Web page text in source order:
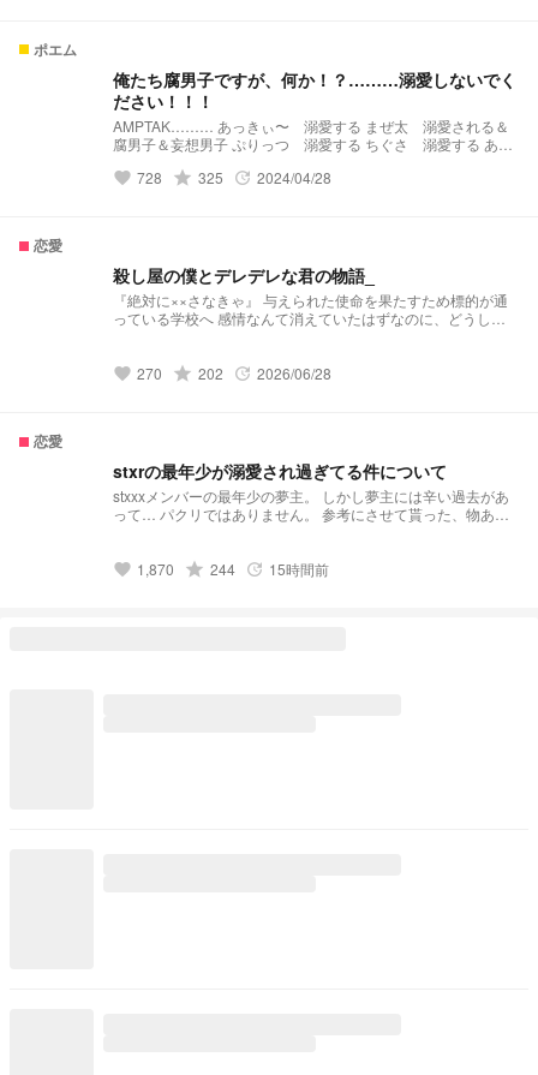
ポエム
俺たち腐男子ですが、何か！？………溺愛しないでく
ださい！！！
AMPTAK……… あっきぃ〜 溺愛する まぜ太 溺愛される＆
腐男子＆妄想男子 ぷりっつ 溺愛する ちぐさ 溺愛する あっ
ころん 溺愛する るぅと 溺愛される＆腐男子 さとみ 溺愛
favorite 728 grade 325 update 2024/04/28
恋愛
殺し屋の僕とデレデレな君の物語_
『絶対に××さなきゃ』 与えられた使命を果たすため標的が通
っている学校へ 感情なんて消えていたはずなのに、どうし
favorite 270 grade 202 update 2026/06/28
恋愛
stxrの最年少が溺愛され過ぎてる件について
stxxxメンバーの最年少の夢主。 しかし夢主には辛い過去があ
って… パクリではありません。 参考にさせて貰った、物あり
favorite 1,870 grade 244 update 15時間前